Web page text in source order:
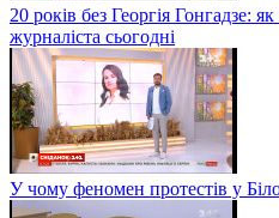
20 років без Георгія Гонгадзе:
журналіста сьогодні
У чому феномен протестів у